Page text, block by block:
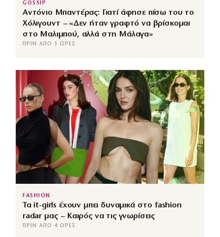
GOSSIP
Αντόνιο Μπαντέρας: Γιατί άφησε πίσω του το
Χόλιγουντ – «Δεν ήταν γραφτό να βρίσκομαι
στο Μαλιμπού, αλλά στη Μάλαγα»
ΠΡΙΝ ΑΠΌ 3 ΏΡΕΣ
FASHION
Τα it-girls έχουν μπει δυναμικά στο fashion
radar μας – Καιρός να τις γνωρίσεις
ΠΡΙΝ ΑΠΌ 4 ΏΡΕΣ